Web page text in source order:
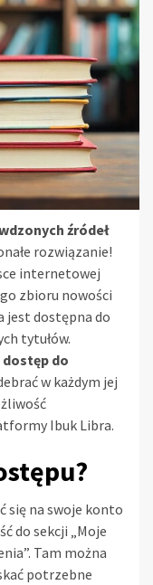
źródeł
rozwiązanie!
internetowej
zbioru nowości
jest dostępna do
tytułów.
do
w każdym jej
Ibuk Libra.
się na swoje konto
do sekcji „Moje
Tam można
potrzebne